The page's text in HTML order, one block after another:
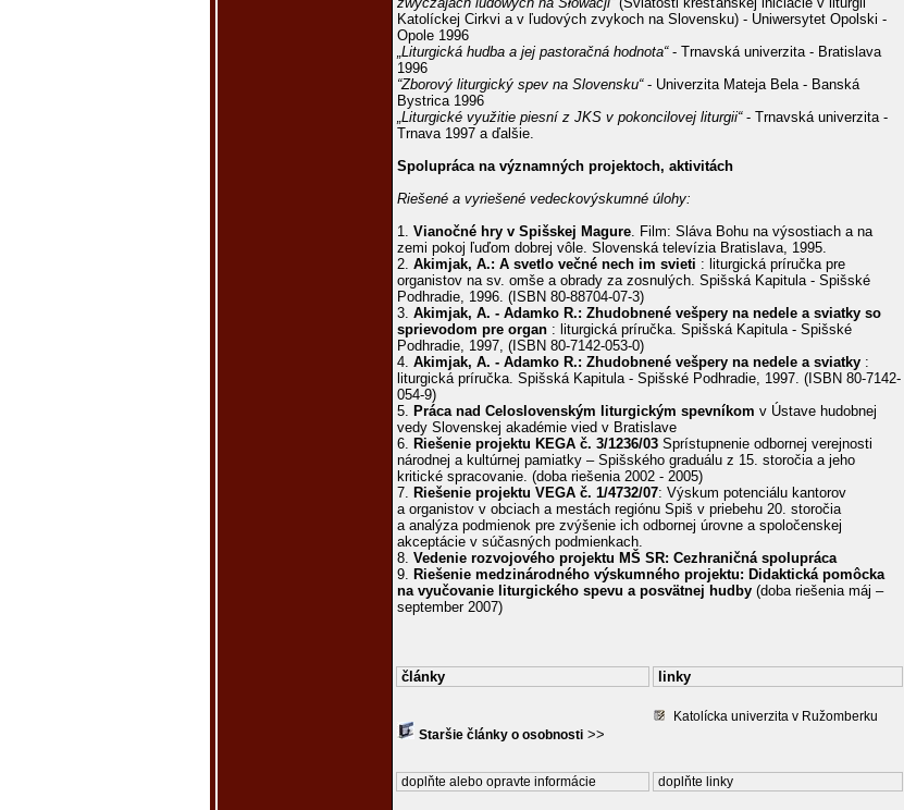
Katolíckej Cirkvi a v ľudových zvykoch na Slovensku) - Uniwersytet Opolski -
Opole 1996
„Liturgická hudba a jej pastoračná hodnota“- Trnavská univerzita - Bratislava
1996
“Zborový liturgický spev na Slovensku“- Univerzita Mateja Bela - Banská
Bystrica 1996
„Liturgické využitie piesní z JKS v pokoncilovej liturgii“- Trnavská univerzita -
Trnava 1997 a ďalšie.
Spolupráca na významných projektoch, aktivitách
Riešené a vyriešené vedeckovýskumné úlohy:
1. Vianočné hry v Spišskej Magure. Film: Sláva Bohu na výsostiach a na
zemi pokoj ľuďom dobrej vôle. Slovenská televízia Bratislava, 1995.
2. Akimjak, A.: A svetlo večné nech im svieti : liturgická príručka pre
organistov na sv. omše a obrady za zosnulých. Spišská Kapitula - Spišské
Podhradie, 1996. (ISBN 80-88704-07-3)
3. Akimjak, A. - Adamko R.: Zhudobnené vešpery na nedele a sviatky so
sprievodom pre organ : liturgická príručka. Spišská Kapitula - Spišské
Podhradie, 1997, (ISBN 80-7142-053-0)
4. Akimjak, A. - Adamko R.: Zhudobnené vešpery na nedele a sviatky :
liturgická príručka. Spišská Kapitula - Spišské Podhradie, 1997. (ISBN 80-7142-
054-9)
5. Práca nad Celoslovenským liturgickým spevníkom v Ústave hudobnej
vedy Slovenskej akadémie vied v Bratislave
6. Riešenie projektu KEGA č. 3/1236/03 Sprístupnenie odbornej verejnosti
národnej a kultúrnej pamiatky – Spišského graduálu z 15. storočia a jeho
kritické spracovanie. (doba riešenia 2002 - 2005)
7. Riešenie projektu VEGA č. 1/4732/07: Výskum potenciálu kantorov
a organistov v obciach a mestách regiónu Spiš v priebehu 20. storočia
a analýza podmienok pre zvýšenie ich odbornej úrovne a spoločenskej
akceptácie v súčasných podmienkach.
8. Vedenie rozvojového projektu MŠ SR: Cezhraničná spolupráca
9. Riešenie medzinárodného výskumného projektu: Didaktická pomôcka
na vyučovanie liturgického spevu a posvätnej hudby (doba riešenia máj –
september 2007)
články linky
Staršie články o osobnosti >>
Katolícka univerzita v Ružomberku
doplňte alebo opravte informácie doplňte linky